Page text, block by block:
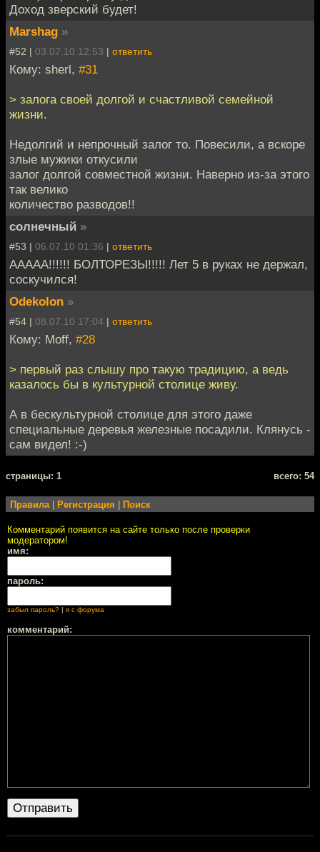
Доход зверский будет!
Marshag »
#52 | 03.07.10 12:53 | ответить
Кому: sherl, #31
> залога своей долгой и счастливой семейной
жизни.
Недолгий и непрочный залог то. Повесили, а вскоре
злые мужики откусили
залог долгой совместной жизни. Наверно из-за этого
так велико
количество разводов!!
солнечный »
#53 | 06.07.10 01:36 | ответить
ААААА!!!!!! БОЛТОРЕЗЫ!!!!! Лет 5 в руках не держал,
соскучился!
Odekolon »
#54 | 08.07.10 17:04 | ответить
Кому: Moff, #28
> первый раз слышу про такую традицию, а ведь
казалось бы в культурной столице живу.
А в бескультурной столице для этого даже
специальные деревья железные посадили. Клянусь -
сам видел! :-)
cтраницы: 1 всего: 54
Правила| Регистрация Поиск
Комментарий появится на сайте только после проверки
модератором!
имя:
пароль:
забыл пароль? | я с форума
комментарий: